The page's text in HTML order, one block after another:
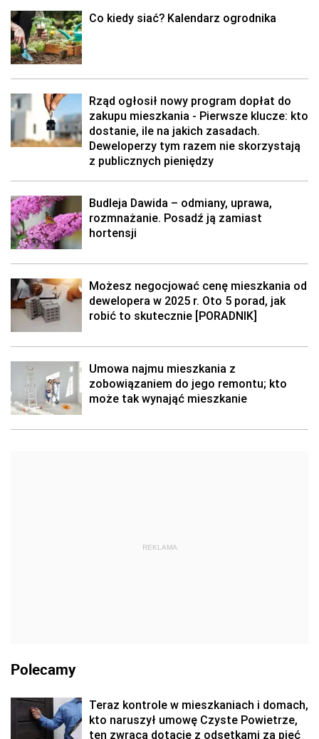
Co kiedy siać? Kalendarz ogrodnika
Rząd ogłosił nowy program dopłat do
zakupu mieszkania - Pierwsze klucze: kto
dostanie, ile na jakich zasadach.
Deweloperzy tym razem nie skorzystają
z publicznych pieniędzy
Budleja Dawida – odmiany, uprawa,
rozmnażanie. Posadź ją zamiast
hortensji
Możesz negocjować cenę mieszkania od
dewelopera w 2025 r. Oto 5 porad, jak
robić to skutecznie [PORADNIK]
Umowa najmu mieszkania z
zobowiązaniem do jego remontu; kto
może tak wynająć mieszkanie
REKLAMA
Polecamy
Teraz kontrole w mieszkaniach i domach,
kto naruszył umowę Czyste Powietrze,
ten zwraca dotację z odsetkami za pięć